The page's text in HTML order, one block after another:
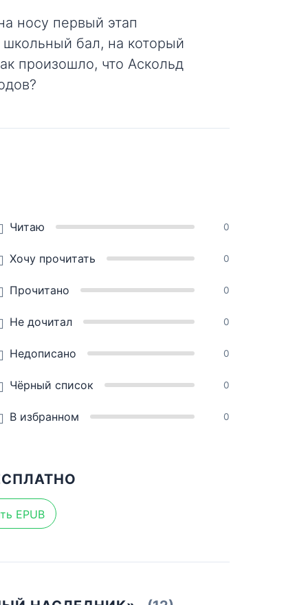
носу первый этап
бал, на который
произошло, что Аскольд
Читаю 0
Хочу прочитать 0
Прочитано 0
Не дочитал 0
Недописано 0
Чёрный список 0
В избранном 0
EPUB